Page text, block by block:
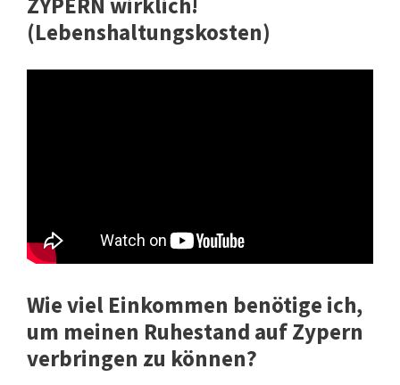
(Lebenshaltungskosten)
Wie viel Einkommen benötige ich,
um meinen Ruhestand auf Zypern
verbringen zu können?